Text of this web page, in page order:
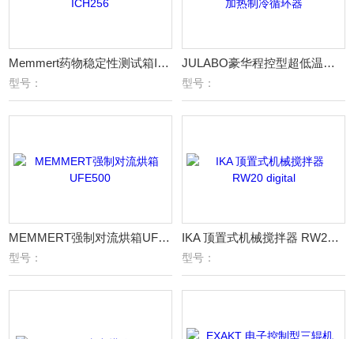
Memmert药物稳定性测试箱ICH256
型号：
JULABO豪华程控型超低温加热制冷循环器
型号：
MEMMERT强制对流烘箱UFE500
型号：
IKA 顶置式机械搅拌器 RW20 digital
型号：